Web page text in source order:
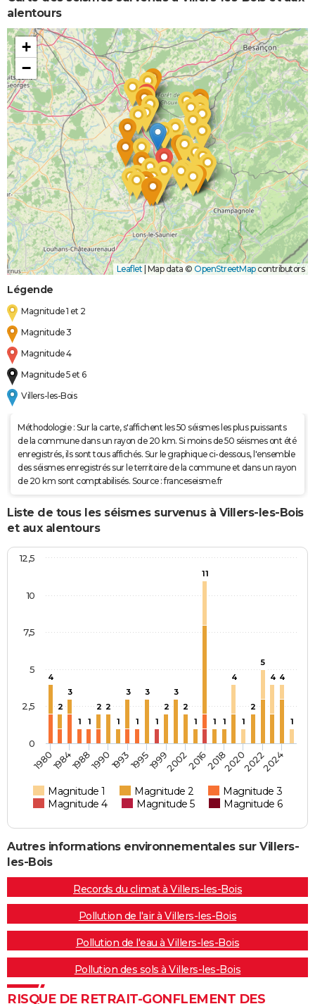
alentours
+
−
Leaflet | Map data © OpenStreetMapcontributors
Légende
Magnitude 1 et 2
Magnitude 3
Magnitude 4
Magnitude 5 et 6
Villers-les-Bois
Méthodologie : Sur la carte, s'affichent les 50 séismes les plus puissants
de la commune dans un rayon de 20 km. Si moins de 50 séismes ont été
enregistrés, ils sont tous affichés. Sur le graphique ci-dessous, l'ensemble
des séismes enregistrés sur le territoire de la commune et dans un rayon
de 20 km sont comptabilisés. Source : franceseisme.fr
Liste de tous les séismes survenus à Villers-les-Bois
et aux alentours
4
2
3
1 1
2 2
1
3
1
3
1
2
3
2
1
11
1 1
4
1
2
5
4 4
1
Magnitude 1 Magnitude 2
Magnitude 3
Magnitude 4
Magnitude 5 Magnitude 6
1980198419881990199319951999200220162018202020222024
0
2,5
5
7,5
10
12,5
Autres informations environnementales sur Villers-
les-Bois
Records du climat à Villers-les-Bois
Pollution de l'air à Villers-les-Bois
Pollution de l'eau à Villers-les-Bois
Pollution des sols à Villers-les-Bois
RISQUE DE RETRAIT-GONFLEMENT DES